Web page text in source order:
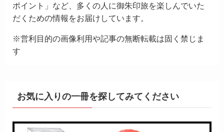
ポイント」など、多くの人に御朱印旅を楽しんでいた
だくための情報をお届けしています。
※営利目的の画像利用や記事の無断転載は固く禁じま
す
お気に入りの一冊を探してみてください